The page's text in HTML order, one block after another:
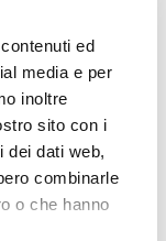
ed
media e per
inoltre
sito con i
dei dati web,
combinarle
o che hanno
a vast
visual
spectacle
its visitors